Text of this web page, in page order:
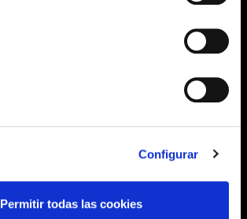
Configurar
Permitir todas las cookies
SEDES